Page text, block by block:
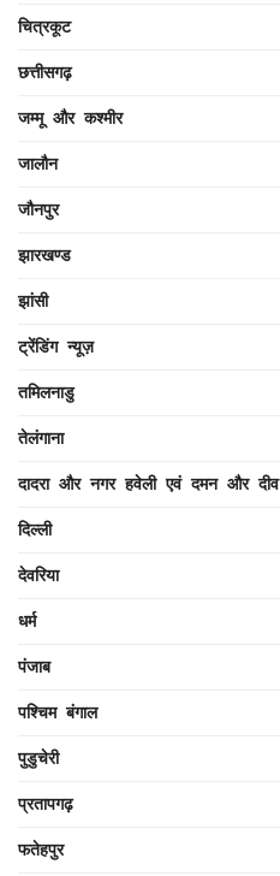
चित्रकूट
छत्तीसगढ़
जम्मू और कश्मीर
जालौन
जौनपुर
झारखण्ड
झांसी
ट्रेंडिंग न्यूज़
तमिलनाडु
तेलंगाना
दादरा और नगर हवेली एवं दमन और दीव
दिल्ली
देवरिया
धर्म
पंजाब
पश्चिम बंगाल
पुडुचेरी
प्रतापगढ़
फतेहपुर